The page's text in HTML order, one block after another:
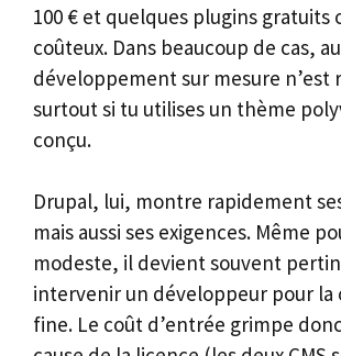
100 € et quelques plugins gratuits
coûteux. Dans beaucoup de cas,
développement sur mesure n’est
surtout si tu utilises un thème
conçu.
Drupal, lui, montre rapidement
mais aussi ses exigences. Même
modeste, il devient souvent
intervenir un développeur pour la
fine. Le coût d’entrée grimpe